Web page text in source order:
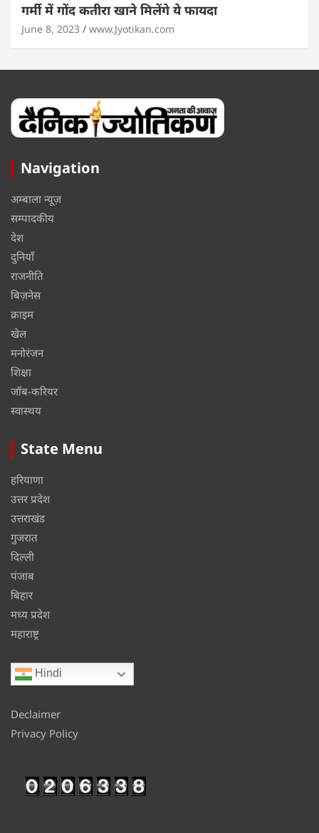
गर्मी में गोंद कतीरा खाने मिलेंगे ये फायदा
June 8, 2023 www.Jyotikan.com
Navigation
अम्बाला न्यूज़
सम्पादकीय
देश
दुनियाँ
राजनीति
बिज़नेस
क्राइम
खेल
मनोरंजन
शिक्षा
जॉब-करियर
स्वास्थय
State Menu
हरियाणा
उत्तर प्रदेश
उत्तराखंड
गुजरात
दिल्ली
पंजाब
बिहार
मध्य प्रदेश
महाराष्ट्र
Hindi
Declaimer
Privacy Policy